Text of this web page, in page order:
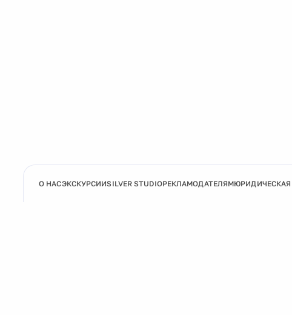
О НАСЭКСКУРСИИSILVER STUDIOРЕКЛАМОДАТЕЛЯМ